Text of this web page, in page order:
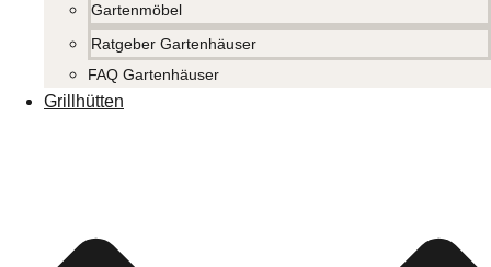
Gartenmöbel
Ratgeber Gartenhäuser
FAQ Gartenhäuser
Grillhütten